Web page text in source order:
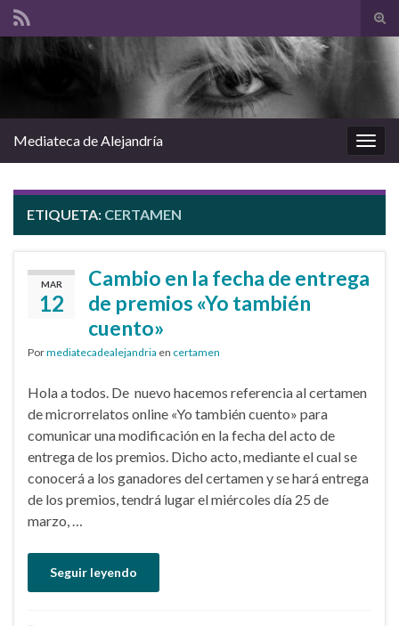
el
Search for:
la
Mediateca de Alejandría
ETIQUETA: CERTAMEN
MAR
12
Cambio en la fecha de entrega
de premios «Yo también
cuento»
Pormediatecadealejandria en certamen
Hola a todos. De nuevo hacemos referencia al certamen
de microrrelatos online «Yo también cuento» para
comunicar una modificación en la fecha del acto de
entrega de los premios. Dicho acto, mediante el cual se
conocerá a los ganadores del certamen y se hará entrega
de los premios, tendrá lugar el miércoles día 25 de
marzo, …
Seguir leyendo